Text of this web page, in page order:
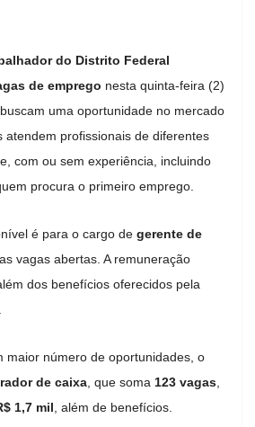
do Distrito Federal
de emprego nesta quinta-feira (2)
uma oportunidade no mercado
atendem profissionais de diferentes
com ou sem experiência, incluindo
procura o primeiro emprego.
é para o cargo de gerente de
vagas abertas. A remuneração
além dos benefícios oferecidos pela
maior número de oportunidades, o
de caixa , que soma 123 vagas
1,7 mil , além de benefícios.